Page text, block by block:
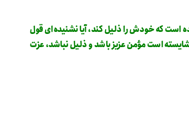
است که خودش را ذلیل کند، آیا نشنیده‌ای قول
است مؤمن عزیز باشد و ذلیل نباشد، عزت